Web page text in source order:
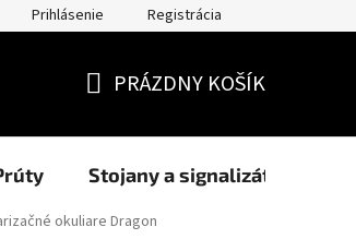
Formuláre NAŠI PARTNERI -
Prihlásenie Registrácia
KOŠÍK
PRÁZDNY KOŠÍK
Stojany a signalizátory
okuliare Dragon